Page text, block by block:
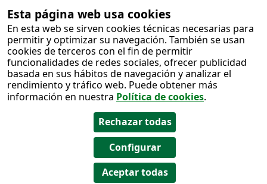
Esta página web usa cookies
En esta web se sirven cookies técnicas necesarias para
permitir y optimizar su navegación. También se usan
cookies de terceros con el fin de permitir
funcionalidades de redes sociales, ofrecer publicidad
basada en sus hábitos de navegación y analizar el
rendimiento y tráfico web. Puede obtener más
información en nuestra Política de cookies.
Salto al
contenido